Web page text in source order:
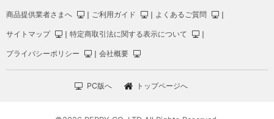
商品提供業者さまへ ｜ ご利用ガイド ｜ よくあるご質問 ｜
サイトマップ ｜ 特定商取引法に関する表示について ｜
プライバシーポリシー ｜ 会社概要
PC版へ トップページへ